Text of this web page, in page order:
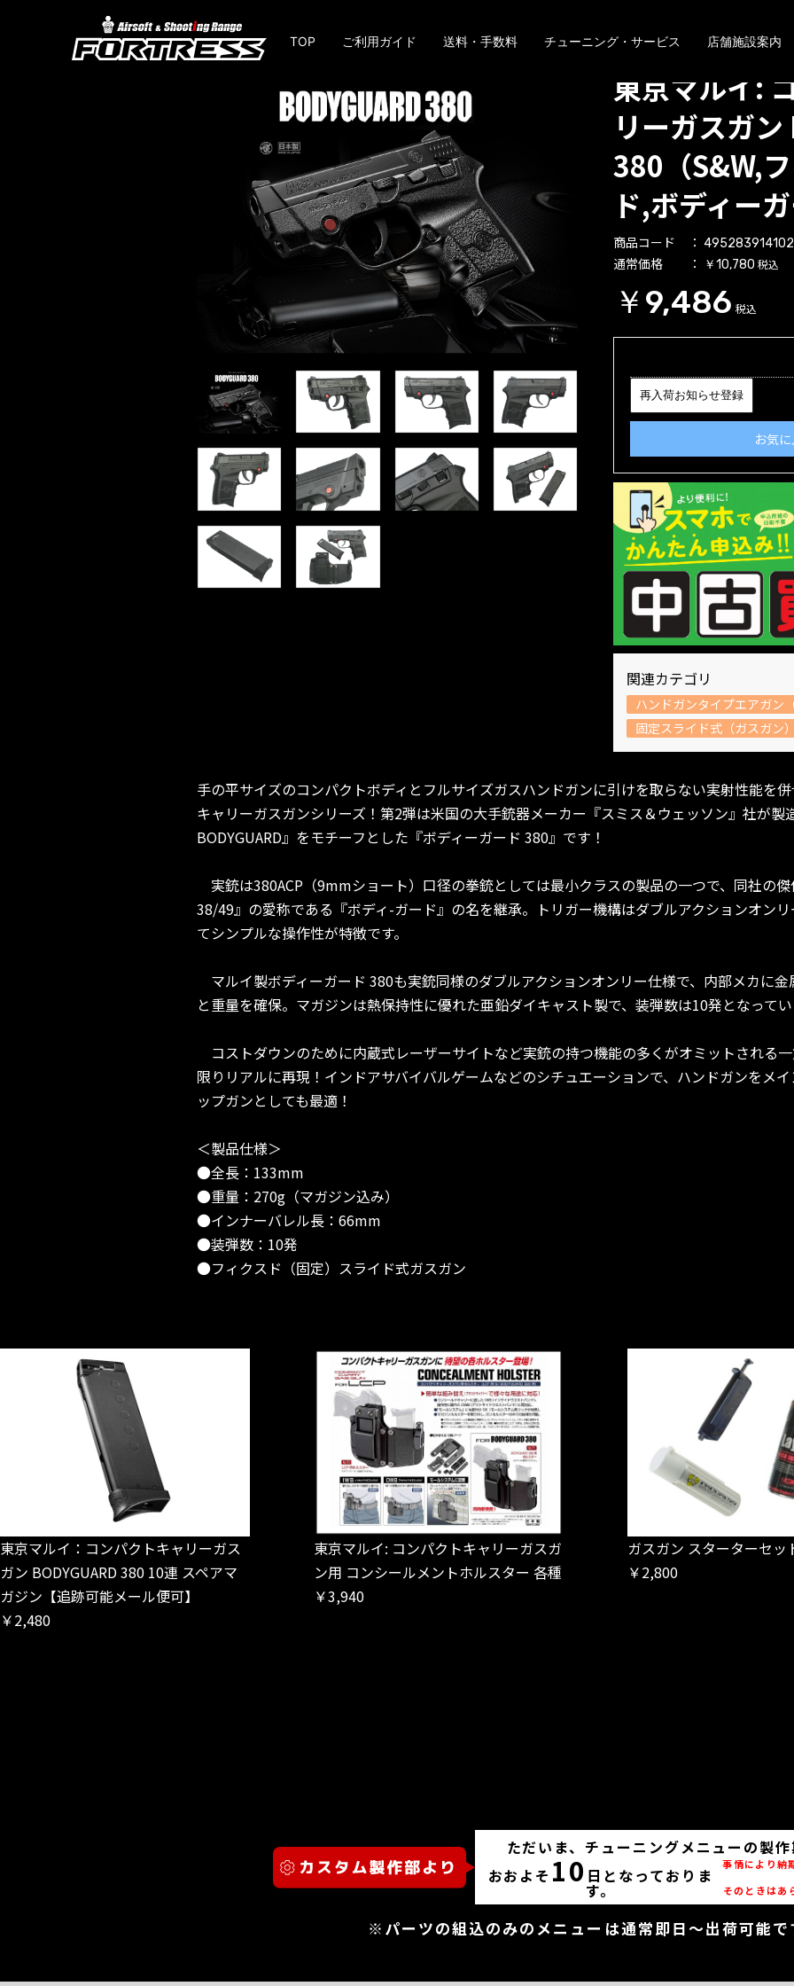
TOP ご利用ガイド 送料・手数料 チューニング・サービス 店舗施設案内
東京マルイ:
リーガスガ
380（S&W,
ド,ボディー
商品コード
通常価格 ￥10,780 税込
￥9,486 税込
再入荷お知らせ登録
お気
関連カテゴリ
ハンドガンタイプエアガン
固定スライド式（ガスガン
手の平サイズのコンパクトボディとフルサイズガスハンドガンに引けを取らない実射性能を
キャリーガスガンシリーズ！第2弾は米国の大手銃器メーカー『スミス＆ウェッソン』社が製
BODYGUARD』をモチーフとした『ボディーガード 380』です！
実銃は380ACP（9mmショート）口径の拳銃としては最小クラスの製品の一つで、同社の
38/49』の愛称である『ボディ-ガード』の名を継承。トリガー機構はダブルアクションオン
てシンプルな操作性が特徴です。
マルイ製ボディーガード 380も実銃同様のダブルアクションオンリー仕様で、内部メカに
と重量を確保。マガジンは熱保持性に優れた亜鉛ダイキャスト製で、装弾数は10発となって
コストダウンのために内蔵式レーザーサイトなど実銃の持つ機能の多くがオミットされる
限りリアルに再現！インドアサバイバルゲームなどのシチュエーションで、ハンドガンをメ
ップガンとしても最適！
＜製品仕様＞
●全長：133mm
●重量：270g（マガジン込み）
●インナーバレル長：66mm
●装弾数：10発
●フィクスド（固定）スライド式ガスガン
東京マルイ：コンパクトキャリーガス
ガン BODYGUARD 380 10連 スペアマ
ガジン【追跡可能メール便可】
￥2,480
東京マルイ: コンパクトキャリーガスガ
ン用 コンシールメントホルスター 各種
￥3,940
ガスガン スターターセッ
￥2,800
ただいま、チューニングメニューの製
おおよそ 10 日となっておりま
す。
事情により納
そのときはあ
※パーツの組込のみのメニューは通常即日～出荷可能で